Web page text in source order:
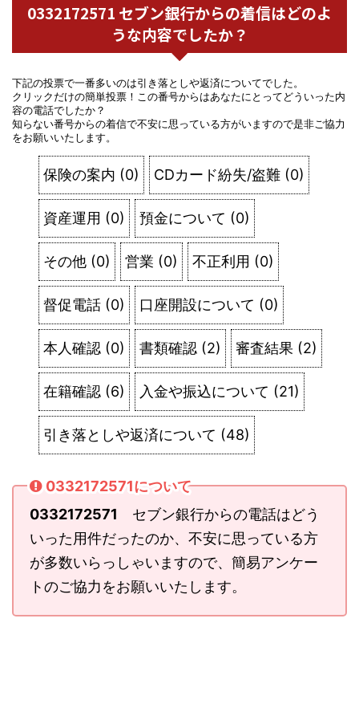
0332172571 セブン銀行からの着信はどのよ
うな内容でしたか？
下記の投票で一番多いのは引き落としや返済についてでした。
クリックだけの簡単投票！この番号からはあなたにとってどういった内
容の電話でしたか？
知らない番号からの着信で不安に思っている方がいますので是非ご協力
をお願いいたします。
保険の案内 (0) CDカード紛失/盗難 (0)
資産運用 (0) 預金について (0)
その他 (0) 営業 (0) 不正利用 (0)
督促電話 (0) 口座開設について (0)
本人確認 (0) 書類確認 (2) 審査結果 (2)
在籍確認 (6) 入金や振込について (21)
引き落としや返済について (48)
0332172571について
0332172571 セブン銀行からの電話はどう
いった用件だったのか、不安に思っている方
が多数いらっしゃいますので、簡易アンケー
トのご協力をお願いいたします。